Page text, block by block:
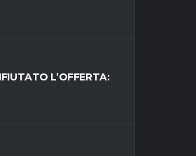
L’OFFERTA: